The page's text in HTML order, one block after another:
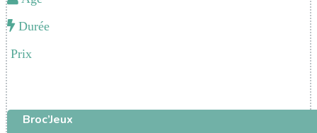
Durée
Prix
Broc’Jeux